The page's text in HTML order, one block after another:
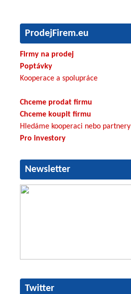
ProdejFirem.eu
Firmy na prodej
Poptávky
Kooperace a spolupráce
Chceme prodat firmu
Chceme koupit firmu
Hledáme kooperaci nebo partnery
Pro investory
Newsletter
Twitter